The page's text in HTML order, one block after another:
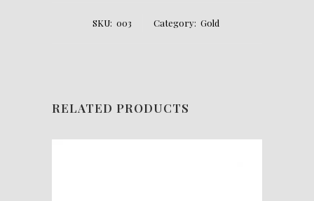
SKU: 003 Category: Gold
RELATED PRODUCTS